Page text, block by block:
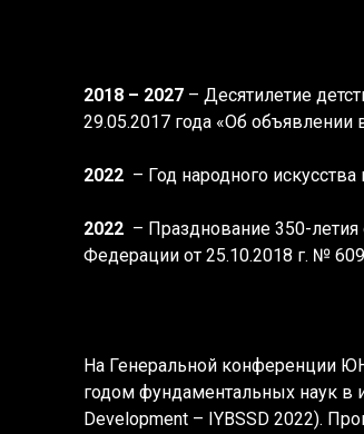
2018 – 2027 – Десятилетие
29.05.2017 года «Об объявлении
2022 – Год народного
2022 – Празднование 350-
Федерации от 25.10.2018 г. №
На Генеральной конференции
годом фундаментальных наук в
Development – IYBSSD 2022).